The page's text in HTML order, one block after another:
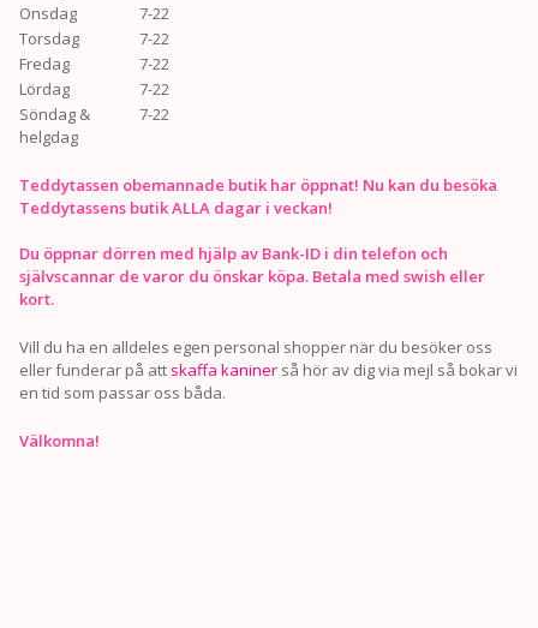
Onsdag
7-22
Torsdag
7-22
Fredag
7-22
Lördag
7-22
Söndag &
helgdag
7-22
Teddytassen obemannade butik har öppnat! Nu kan du besöka
Teddytassens butik ALLA dagar i veckan!
Du öppnar dörren med hjälp av Bank-ID i din telefon och
självscannar de varor du önskar köpa. Betala med swish eller
kort.
Vill du ha en alldeles egen personal shopper när du besöker oss
eller funderar på att skaffa kaniner så hör av dig via mejl så bokar vi
en tid som passar oss båda.
Välkomna!